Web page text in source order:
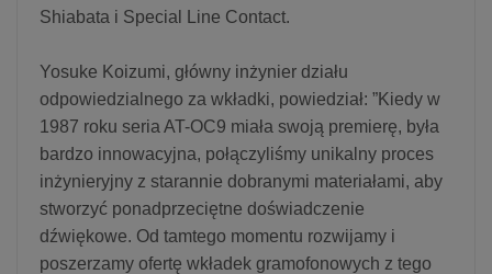
Shiabata i Special Line Contact.
Yosuke Koizumi, główny inżynier działu
odpowiedzialnego za wkładki, powiedział: ”Kiedy w
1987 roku seria AT-OC9 miała swoją premierę, była
bardzo innowacyjna, połączyliśmy unikalny proces
inżynieryjny z starannie dobranymi materiałami, aby
stworzyć ponadprzeciętne doświadczenie
dźwiękowe. Od tamtego momentu rozwijamy i
poszerzamy ofertę wkładek gramofonowych z tego